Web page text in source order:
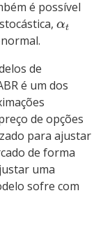
é possível
αt
de
é um dos
de opções
para ajustar
de forma
uma
sofre com